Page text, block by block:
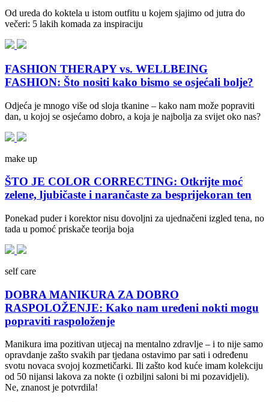
Od ureda do koktela u istom outfitu u kojem sjajimo od jutra do
večeri: 5 lakih komada za inspiraciju
FASHION THERAPY vs. WELLBEING
FASHION: Što nositi kako bismo se osjećali bolje?
Odjeća je mnogo više od sloja tkanine – kako nam može popraviti
dan, u kojoj se osjećamo dobro, a koja je najbolja za svijet oko nas?
make up
ŠTO JE COLOR CORRECTING: Otkrijte moć
zelene, ljubičaste i narančaste za besprijekoran ten
Ponekad puder i korektor nisu dovoljni za ujednačeni izgled tena, no
tada u pomoć priskače teorija boja
self care
DOBRA MANIKURA ZA DOBRO
RASPOLOŽENJE: Kako nam uređeni nokti mogu
popraviti raspoloženje
Manikura ima pozitivan utjecaj na mentalno zdravlje – i to nije samo
opravdanje zašto svakih par tjedana ostavimo par sati i određenu
svotu novaca svojoj kozmetičarki. Ili zašto kod kuće imam kolekciju
od 50 nijansi lakova za nokte (i ozbiljni saloni bi mi pozavidjeli).
Ne, znanost je potvrdila!